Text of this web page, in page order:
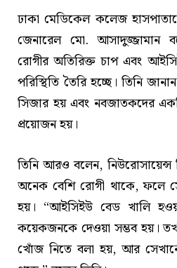
ঢাকা মেডিকেল কলেজ
জেনারেল মো. আসাদুজ্জামান
রোগীর অতিরিক্ত চাপ এবং
পরিস্থিতি তৈরি হচ্ছে। তিনি
সিজার হয় এবং নবজাতকদের
প্রয়োজন হয়।
তিনি আরও বলেন, নিউরোসায়েন্স
অনেক বেশি রোগী থাকে, ফলে
হয়। “আইসিইউ বেড খালি হওয়া
কয়েকজনকে দেওয়া সম্ভব হয়।
খোঁজ নিতে বলা হয়, আর